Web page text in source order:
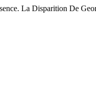
La Disparition De